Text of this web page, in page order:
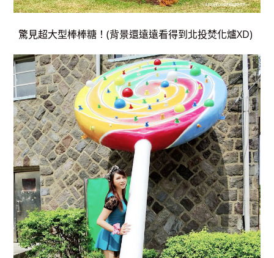
驚見超大型棒棒糖！(背景還遠遠看得到北投焚化爐XD)